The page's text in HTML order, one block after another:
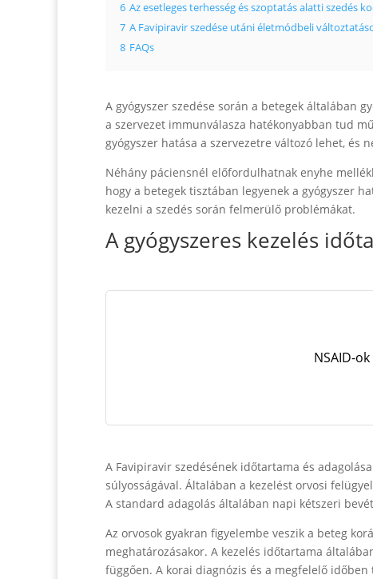
6 Az esetleges terhesség és szoptatás alatti szedés
7 A Favipiravir szedése utáni életmódbeli
8 FAQs
A gyógyszer szedése során a betegek általában
a szervezet immunválasza hatékonyabban tud
gyógyszer hatása a szervezetre változó lehet, és
Néhány páciensnél előfordulhatnak enyhe
hogy a betegek tisztában legyenek a gyógyszer
kezelni a szedés során felmerülő problémákat.
A gyógyszeres kezelés
NSAID-
A Favipiravir szedésének időtartama és
súlyosságával. Általában a kezelést orvosi
A standard adagolás általában napi kétszeri
Az orvosok gyakran figyelembe veszik a beteg
meghatározásakor. A kezelés időtartama
függően. A korai diagnózis és a megfelelő